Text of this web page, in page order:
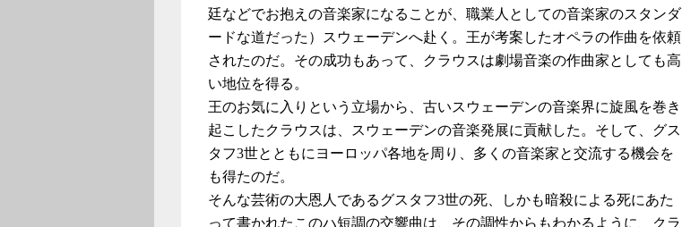
廷などでお抱えの音楽家になることが、職業人としての音楽家のスタンダ
ードな道だった）スウェーデンへ赴く。王が考案したオペラの作曲を依頼
されたのだ。その成功もあって、クラウスは劇場音楽の作曲家としても高
い地位を得る。
王のお気に入りという立場から、古いスウェーデンの音楽界に旋風を巻き
起こしたクラウスは、スウェーデンの音楽発展に貢献した。そして、グス
タフ3世とともにヨーロッパ各地を周り、多くの音楽家と交流する機会を
も得たのだ。
そんな芸術の大恩人であるグスタフ3世の死、しかも暗殺による死にあた
って書かれたこのハ短調の交響曲は、その調性からもわかるように、クラ